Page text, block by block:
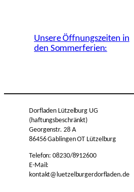
Unsere Öffnungszeiten in
den Sommerferien:
Dorfladen Lützelburg UG
(haftungsbeschränkt)
Georgenstr. 28 A
86456 Gablingen OT Lützelburg
Telefon: 08230/8912600
E-Mail:
kontakt@luetzelburgerdorfladen.de